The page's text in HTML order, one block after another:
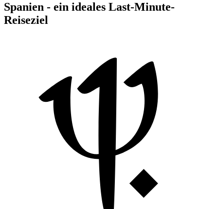
Spanien - ein ideales Last-Minute-
Reiseziel